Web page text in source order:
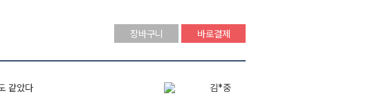
장바구니 바로결제
서*찬